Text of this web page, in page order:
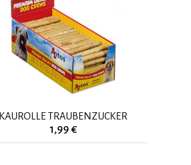
KAUROLLE TRAUBENZUCKER
1,99 €